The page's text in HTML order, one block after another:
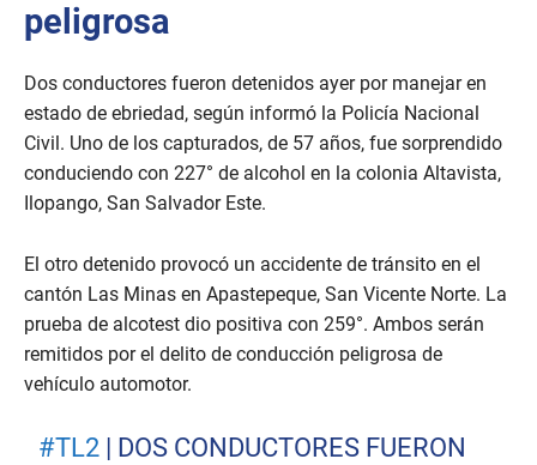
peligrosa
Dos conductores fueron detenidos ayer por manejar en
estado de ebriedad, según informó la Policía Nacional
Civil. Uno de los capturados, de 57 años, fue sorprendido
conduciendo con 227° de alcohol en la colonia Altavista,
Ilopango, San Salvador Este.
El otro detenido provocó un accidente de tránsito en el
cantón Las Minas en Apastepeque, San Vicente Norte. La
prueba de alcotest dio positiva con 259°. Ambos serán
remitidos por el delito de conducción peligrosa de
vehículo automotor.
#TL2 | DOS CONDUCTORES FUERON